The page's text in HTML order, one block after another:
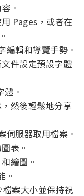
。
Pages，或者在
編輯和導覽手勢。
件設定預設字體
。
然後輕鬆地分享
伺服器取用檔案。
表。
繪圖。
。
案大小並保持視